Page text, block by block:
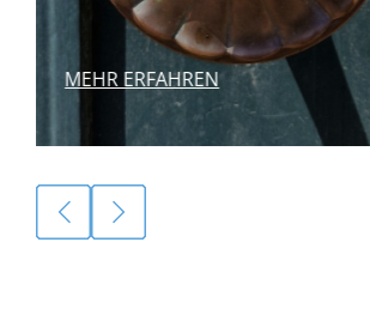
MEHR ERFAHREN